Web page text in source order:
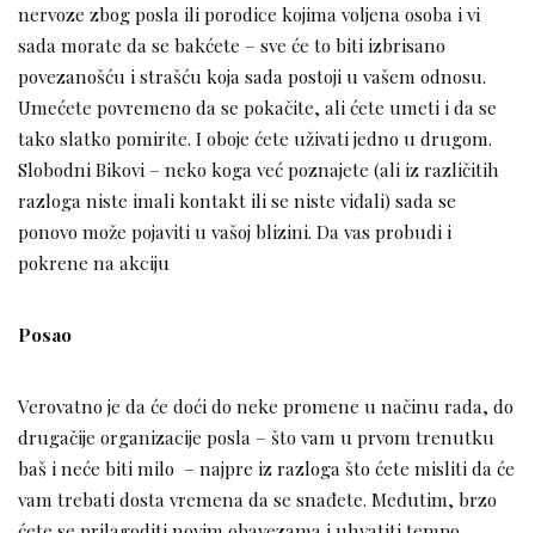
nervoze zbog posla ili porodice kojima voljena osoba i vi
sada morate da se bakćete – sve će to biti izbrisano
povezanošću i strašću koja sada postoji u vašem odnosu.
Umećete povremeno da se pokačite, ali ćete umeti i da se
tako slatko pomirite. I oboje ćete uživati jedno u drugom.
Slobodni Bikovi – neko koga već poznajete (ali iz različitih
razloga niste imali kontakt ili se niste viđali) sada se
ponovo može pojaviti u vašoj blizini. Da vas probudi i
pokrene na akciju
Posao
Verovatno je da će doći do neke promene u načinu rada, do
drugačije organizacije posla – što vam u prvom trenutku
baš i neće biti milo – najpre iz razloga što ćete misliti da će
vam trebati dosta vremena da se snađete. Međutim, brzo